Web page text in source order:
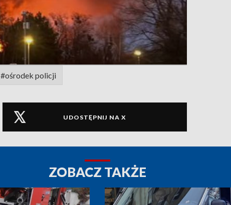
#ośrodek policji
UDOSTĘPNIJ NA X
ZOBACZ TAKŻE